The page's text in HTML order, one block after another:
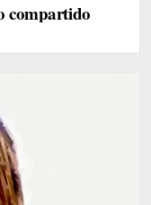
compartido